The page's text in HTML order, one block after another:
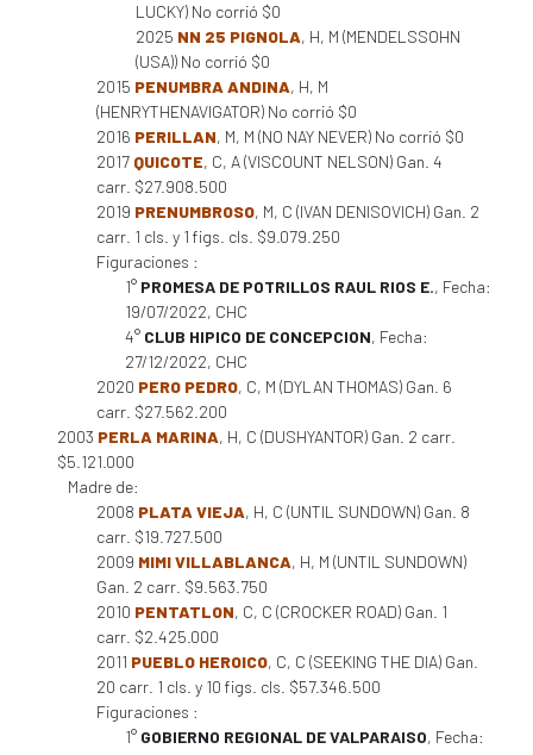
LUCKY) No corrió $0
2025 NN 25 PIGNOLA, H, M (MENDELSSOHN
(USA)) No corrió $0
2015 PENUMBRA ANDINA, H, M
(HENRYTHENAVIGATOR) No corrió $0
2016 PERILLAN, M, M (NO NAY NEVER) No corrió $0
2017 QUICOTE, C, A (VISCOUNT NELSON) Gan. 4
carr. $27.908.500
2019 PRENUMBROSO, M, C (IVAN DENISOVICH) Gan. 2
carr. 1 cls. y 1 figs. cls. $9.079.250
Figuraciones :
1° PROMESA DE POTRILLOS RAUL RIOS E., Fecha:
19/07/2022, CHC
4° CLUB HIPICO DE CONCEPCION, Fecha:
27/12/2022, CHC
2020 PERO PEDRO, C, M (DYLAN THOMAS) Gan. 6
carr. $27.562.200
2003 PERLA MARINA, H, C (DUSHYANTOR) Gan. 2 carr.
$5.121.000
Madre de:
2008 PLATA VIEJA, H, C (UNTIL SUNDOWN) Gan. 8
carr. $19.727.500
2009 MIMI VILLABLANCA, H, M (UNTIL SUNDOWN)
Gan. 2 carr. $9.563.750
2010 PENTATLON, C, C (CROCKER ROAD) Gan. 1
carr. $2.425.000
2011 PUEBLO HEROICO, C, C (SEEKING THE DIA) Gan.
20 carr. 1 cls. y 10 figs. cls. $57.346.500
Figuraciones :
1° GOBIERNO REGIONAL DE VALPARAISO, Fecha: